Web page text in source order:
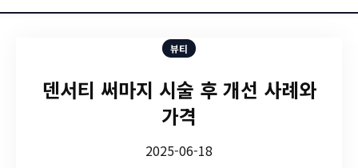
뷰티
덴서티 써마지 시술 후 개선 사례와
가격
2025-06-18